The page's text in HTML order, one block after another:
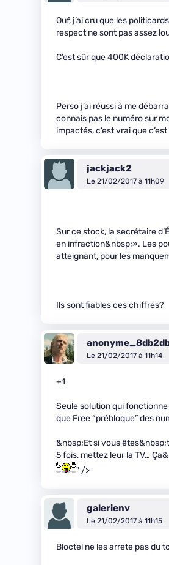
Ouf, j’ai cru que les
respect ne sont pas assez
C’est sûr que 400K
Perso j’ai réussi à me
connais pas le numéro sur
impactés, c’est vrai que
jackjack2
Le 21/02/2017 à 11h09
Sur ce stock, la secrétaire
en infraction&nbsp;». Les
atteignant, pour les
Ils sont fiables ces chiffres?
Le 21/02/2017 à 11h14
+1
Seule solution qui fonctionne
que Free “prébloque” des
&nbsp;Et si vous
5 fois, mettez leur la TV…
" />
galerienv
Le 21/02/2017 à 11h15
Bloctel ne les arrete pas du